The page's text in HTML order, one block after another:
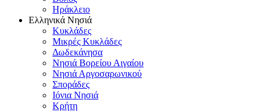
Ηράκλειο
Ελληνικά Νησιά
Κυκλάδες
Μικρές Κυκλάδες
Δωδεκάνησα
Νησιά Βορείου Αιγαίου
Νησιά Αργοσαρωνικού
Σποράδες
Ιόνια Νησιά
Κρήτη